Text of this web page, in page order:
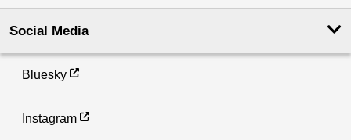
Social Media
Bluesky
Instagram